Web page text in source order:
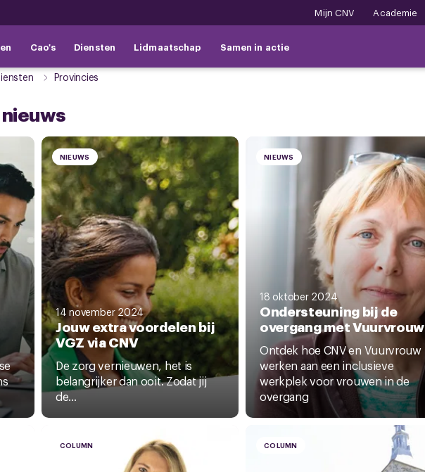
Mijn CNV Academie
Cao's Diensten Lidmaatschap Samen in actie
Provincies
NIEUWS
14 november 2024
Jouw extra voordelen bij
VGZ via CNV
De zorg vernieuwen, het is
belangrijker dan ooit. Zodat jij
de...
NIEUWS
18 oktober 2024
Ondersteuning bij de
overgang met Vuurvrouw
Ontdek hoe CNV en Vuurvrouw
werken aan een inclusieve
werkplek voor vrouwen in de
overgang
COLUMN COLUMN